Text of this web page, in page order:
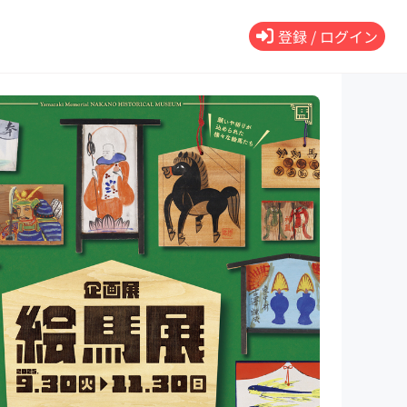
登録 / ログイン